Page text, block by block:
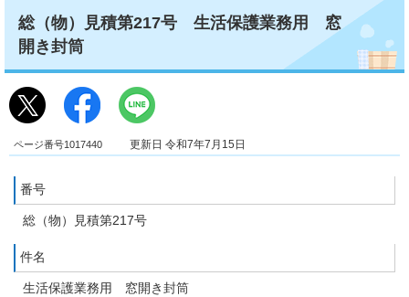
総（物）見積第217号 生活保護業務用 窓
開き封筒
ページ番号1017440 更新日 令和7年7月15日
番号
総（物）見積第217号
件名
生活保護業務用 窓開き封筒